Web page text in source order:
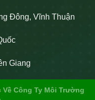
Đông, Vĩnh Thuận
Giang
Công Ty Môi Trường